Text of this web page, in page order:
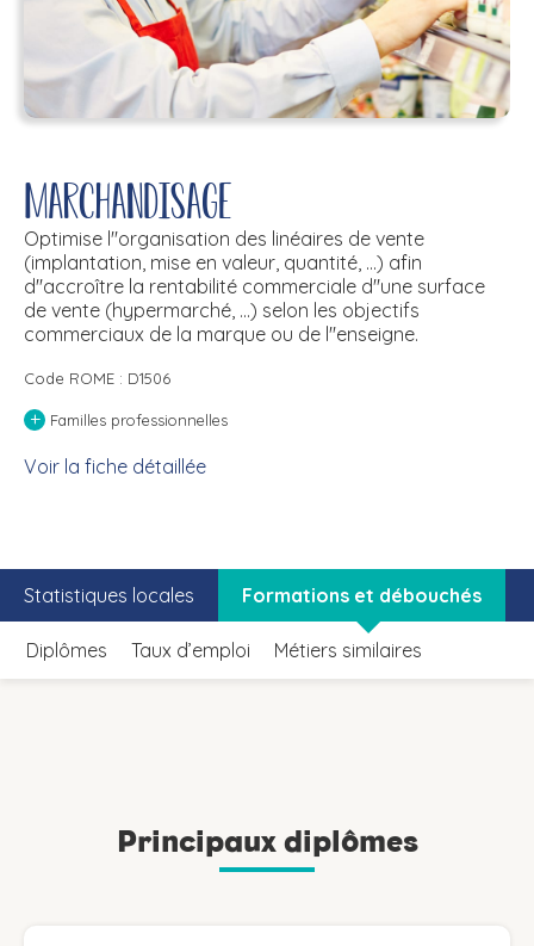
Marchandisage
Optimise l''organisation des linéaires de vente
(implantation, mise en valeur, quantité, ...) afin
d''accroître la rentabilité commerciale d''une surface
de vente (hypermarché, ...) selon les objectifs
commerciaux de la marque ou de l''enseigne.
Code ROME : D1506
+ Familles professionnelles
Voir la fiche détaillée
Statistiques locales Formations et débouchés
Diplômes Taux d’emploi Métiers similaires
Principaux diplômes